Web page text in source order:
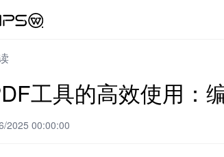
工具的高效使用：
2025 00:00:00